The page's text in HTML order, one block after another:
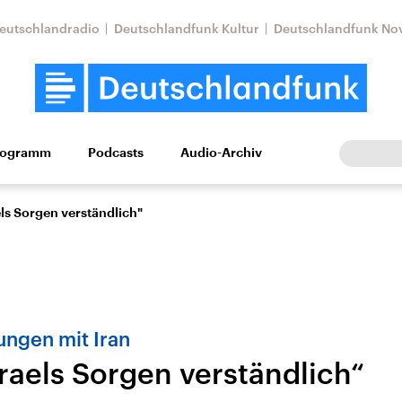
Deutschlandfunk Kultur Deutschlandfunk
Wissen Kultur Europa
Beiträge,
Nahostkonflikt
Aktuelle Lage und
Iran
Podcasts Audio-Archiv
Sorgen verständlich"
mit Iran
Sorgen verständlich“